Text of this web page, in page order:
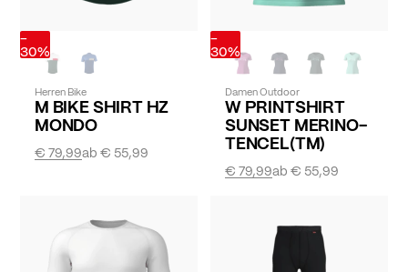
-
30%
Herren Bike
M BIKE SHIRT HZ
MONDO
ab€ 55,99
€ 79,99
-
30%
Damen Outdoor
W PRINTSHIRT
SUNSET MERINO-
TENCEL(TM)
ab€ 55,99
€ 79,99